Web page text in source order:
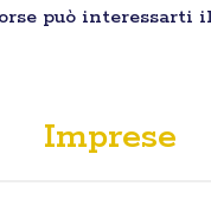
può interessarti
Imprese